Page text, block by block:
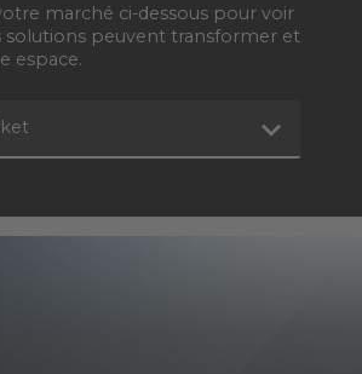
marché ci-dessous pour voir
peuvent transformer et
espace.